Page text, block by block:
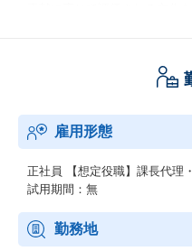
クライアントのDXにおけるセ
当チームのミッションです。
特定の製品に縛られることな
入をはじめとする技術的な開
計・整備など、幅広い分野で
・セキュリティシステム開発
雇用形態
正社員
【想定役職】課長代理
試用期間：無
勤務地